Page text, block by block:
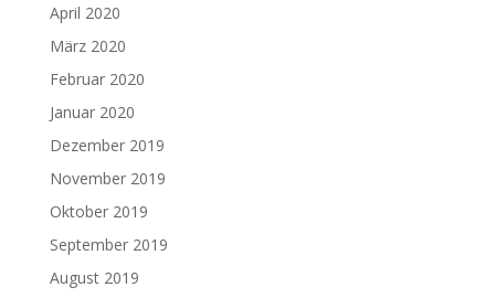
April 2020
März 2020
Februar 2020
Januar 2020
Dezember 2019
November 2019
Oktober 2019
September 2019
August 2019